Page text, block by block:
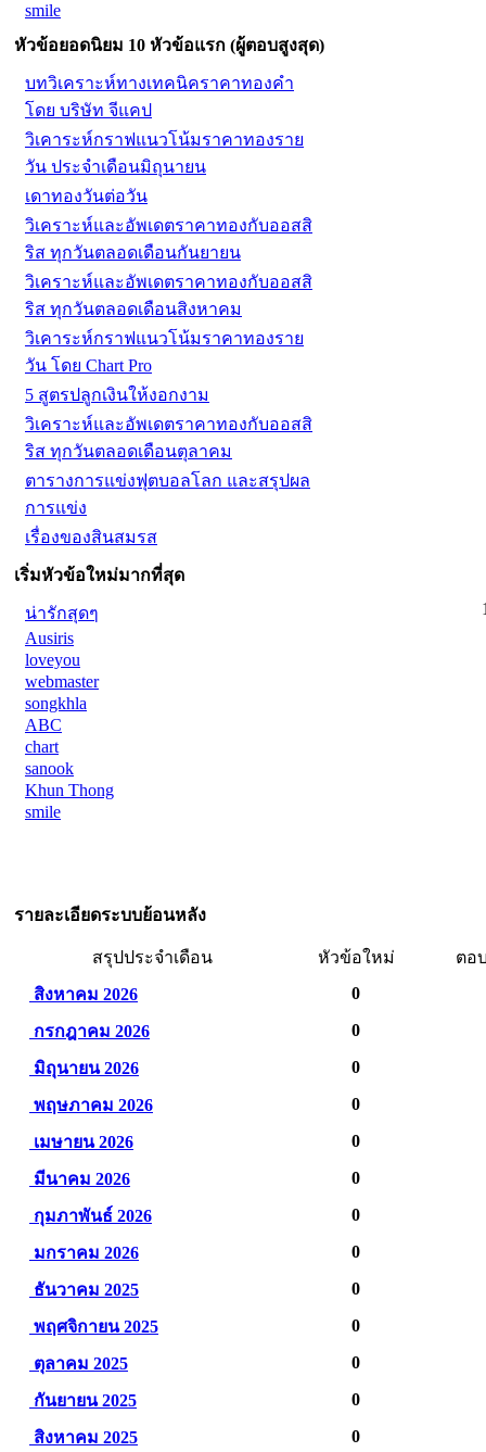
smile
หัวข้อยอดนิยม 10 หัวข้อแรก (ผู้ตอบสูงสุด)
บทวิเคราะห์ทางเทคนิคราคาทองคำ
โดย บริษัท จีแคป
วิเคาระห์กราฟแนวโน้มราคาทองราย
วัน ประจำเดือนมิถุนายน
เดาทองวันต่อวัน
วิเคราะห์และอัพเดตราคาทองกับออสสิ
ริส ทุกวันตลอดเดือนกันยายน
วิเคราะห์และอัพเดตราคาทองกับออสสิ
ริส ทุกวันตลอดเดือนสิงหาคม
วิเคาระห์กราฟแนวโน้มราคาทองราย
วัน โดย Chart Pro
5 สูตรปลูกเงินให้งอกงาม
วิเคราะห์และอัพเดตราคาทองกับออสสิ
ริส ทุกวันตลอดเดือนตุลาคม
ตารางการแข่งฟุตบอลโลก และสรุปผล
การแข่ง
เรื่องของสินสมรส
เริ่มหัวข้อใหม่มากที่สุด
น่ารักสุดๆ
Ausiris
loveyou
webmaster
songkhla
ABC
chart
sanook
Khun Thong
smile
รายละเอียดระบบย้อนหลัง
สรุปประจำเดือน หัวข้อใหม่
ตอ
สิงหาคม 2026
0
กรกฎาคม 2026 0
มิถุนายน 2026 0
พฤษภาคม 2026 0
เมษายน 2026 0
มีนาคม 2026 0
กุมภาพันธ์ 2026 0
มกราคม 2026 0
ธันวาคม 2025 0
พฤศจิกายน 2025 0
ตุลาคม 2025 0
กันยายน 2025 0
สิงหาคม 2025 0